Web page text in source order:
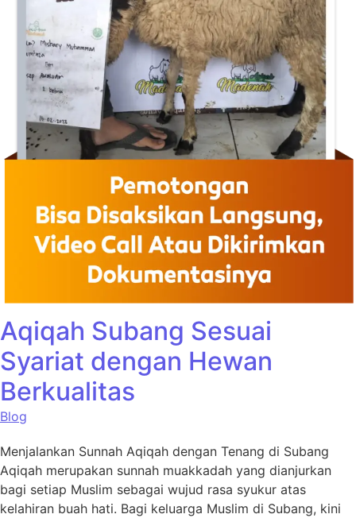
Aqiqah Subang Sesuai
Syariat dengan Hewan
Berkualitas
Blog
Menjalankan Sunnah Aqiqah dengan Tenang di Subang
Aqiqah merupakan sunnah muakkadah yang dianjurkan
bagi setiap Muslim sebagai wujud rasa syukur atas
kelahiran buah hati. Bagi keluarga Muslim di Subang, kini